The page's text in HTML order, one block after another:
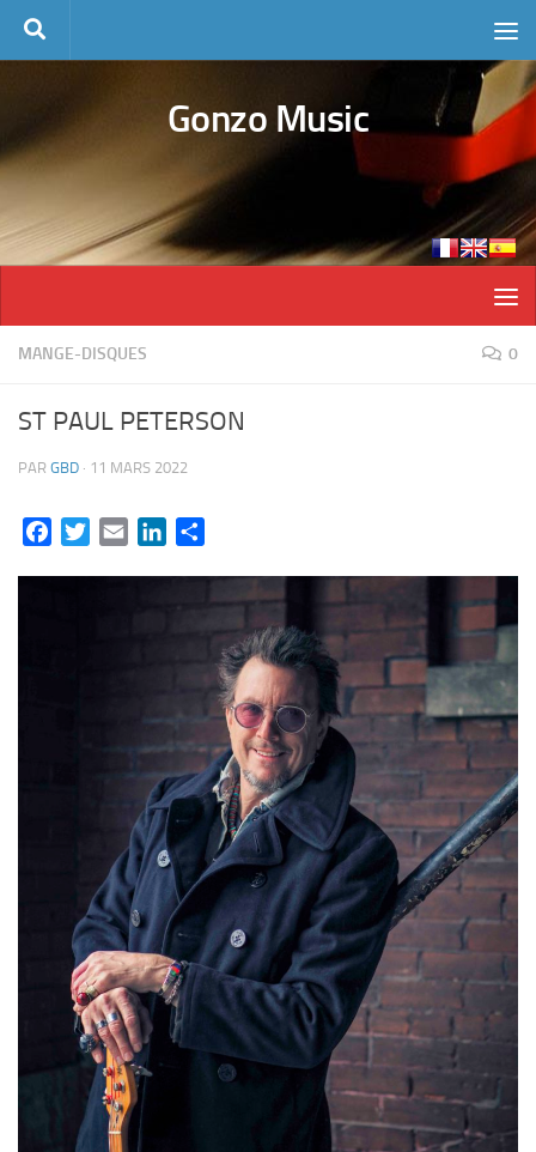
Skip to content
Gonzo Music
MANGE-DISQUES 0
ST PAUL PETERSON
PAR GBD · 11 MARS 2022
FacebookTwitterEmail LinkedIn